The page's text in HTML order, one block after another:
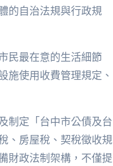
的自治法規與行政規
民最在意的生活細節
施使用收費管理規定、
制定「台中市公債及台
、房屋稅、契稅徵收規
財政法制架構，不僅提